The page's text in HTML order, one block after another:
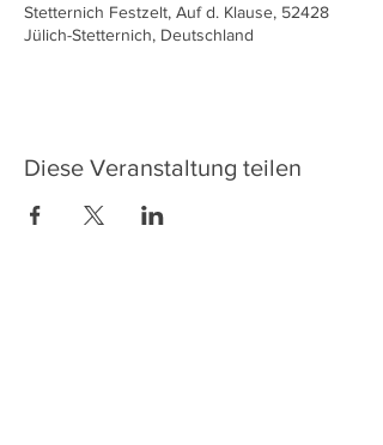
Stetternich Festzelt, Auf d. Klause, 52428
Jülich-Stetternich, Deutschland
Diese Veranstaltung teilen